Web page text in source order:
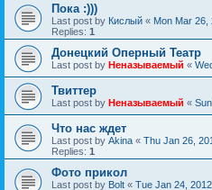
Пока :)))
Last post by Кислый « Mon Mar 26,
Replies: 1
Донецкий Оперный Театр
Last post by Неназываемый «
Твиттер
Last post by Неназываемый «
Что нас ждет
Last post by Akina « Thu Jan 26,
Replies: 1
Фото прикол
Last post by Bolt « Tue Jan 24,